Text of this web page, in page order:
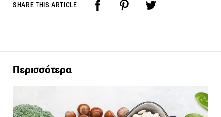
SHARE THIS ARTICLE
Περισσότερα